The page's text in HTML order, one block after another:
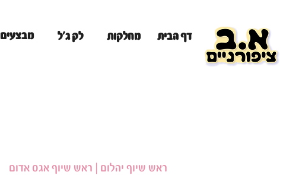
מבצעים לק ג'ל מחלקות דף הבית
ראש שיוף יהלום | ראש שיוף אגס אדום